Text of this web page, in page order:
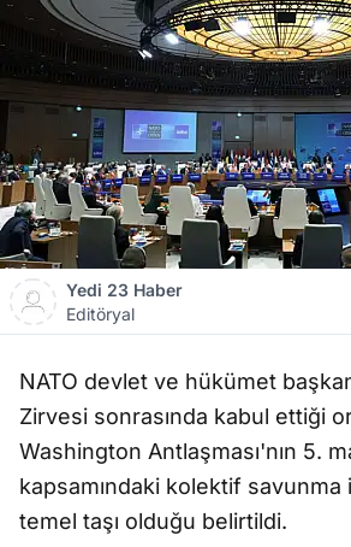
Yedi 23 Haber
Editöryal
NATO devlet ve hükümet
Zirvesi sonrasında kabul ettiği
Washington Antlaşması'nın 5.
kapsamındaki kolektif savunma
temel taşı olduğu belirtildi.